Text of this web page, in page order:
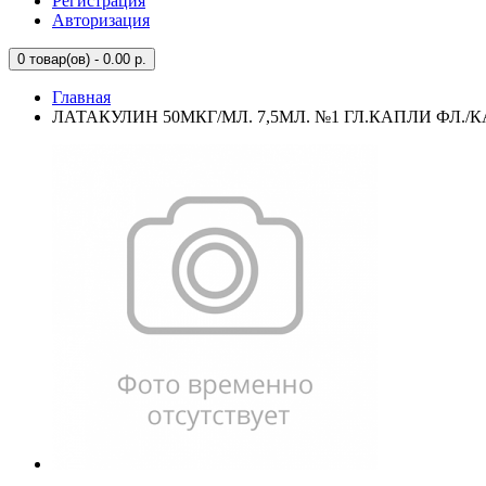
Авторизация
0 товар(ов) - 0.00 р.
Главная
ЛАТАКУЛИН 50МКГ/МЛ. 7,5МЛ. №1 ГЛ.КАПЛИ ФЛ./